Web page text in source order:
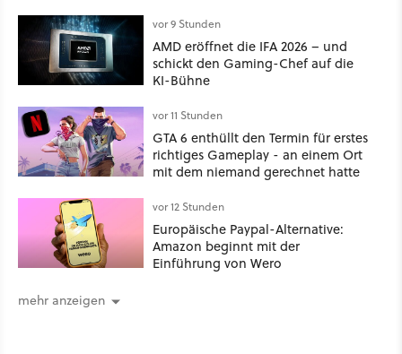
Kommentare zeigt, dass es nicht so
einfach ist
vor 9 Stunden
AMD eröffnet die IFA 2026 – und
schickt den Gaming-Chef auf die
KI-Bühne
vor 11 Stunden
GTA 6 enthüllt den Termin für erstes
richtiges Gameplay - an einem Ort
mit dem niemand gerechnet hatte
vor 12 Stunden
Europäische Paypal-Alternative:
Amazon beginnt mit der
Einführung von Wero
mehr anzeigen